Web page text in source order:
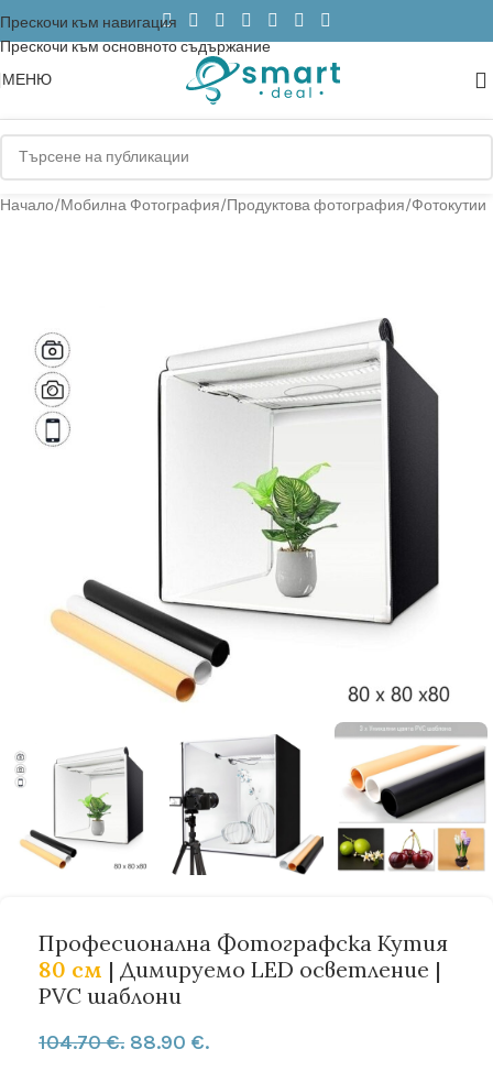
Прескочи към навигация
Прескочи към основното съдържание
МЕНЮ
Начало/Мобилна Фотография/Продуктова фотография/Фотокутии
Професионална Фотографска Кутия
80 см | Димируемо LED осветление |
PVC шаблони
104.70 €. 88.90 €.